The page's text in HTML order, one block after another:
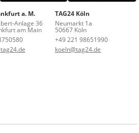
a. M.
Anlage 36
am Main
TAG24 Köln
Neumarkt 1a
50667 Köln
+49 221 98651990
koeln@tag24.de